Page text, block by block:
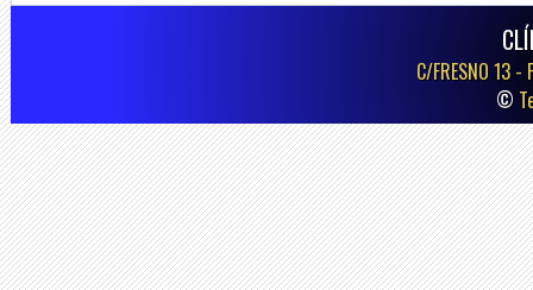
C/FRESNO 13 -
©